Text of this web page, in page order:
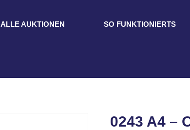
ALLE AUKTIONEN SO FUNKTIONIERTS
0243 A4 –